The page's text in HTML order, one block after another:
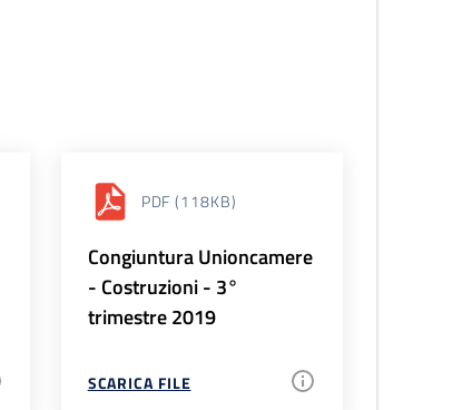
PDF (118KB)
Congiuntura Unioncamere
- Costruzioni - 3°
trimestre 2019
SCARICA FILE